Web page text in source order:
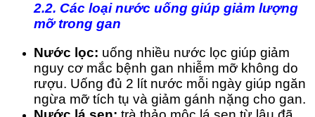
2.2. Các loại nước uống giúp giảm lượng
mỡ trong gan
Nước lọc: uống nhiều nước lọc giúp giảm
nguy cơ mắc bệnh gan nhiễm mỡ không do
rượu. Uống đủ 2 lít nước mỗi ngày giúp ngăn
ngừa mỡ tích tụ và giảm gánh nặng cho gan.